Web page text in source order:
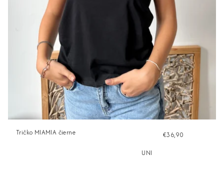
Tričko MIAMIA čierne
€36,90
UNI